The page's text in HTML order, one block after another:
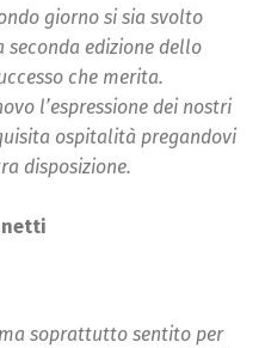
giorno si sia svolto
seconda edizione dello
che merita.
l’espressione dei nostri
ospitalità pregandovi
disposizione.
soprattutto sentito per